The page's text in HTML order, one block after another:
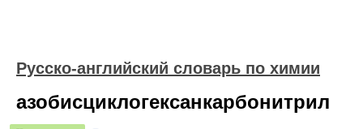
Русско-английский словарь по химии
азобисциклогексанкарбонитрил